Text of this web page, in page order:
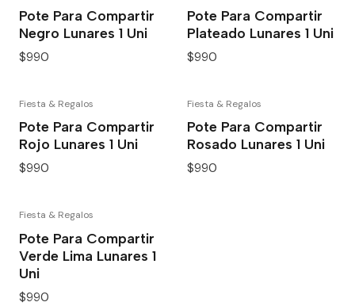
Pote Para Compartir
Negro Lunares 1 Uni
$990
Pote Para Compartir
Plateado Lunares 1 Uni
$990
Fiesta & Regalos
Pote Para Compartir
Rojo Lunares 1 Uni
$990
Fiesta & Regalos
Pote Para Compartir
Rosado Lunares 1 Uni
$990
Fiesta & Regalos
Pote Para Compartir
Verde Lima Lunares 1
Uni
$990